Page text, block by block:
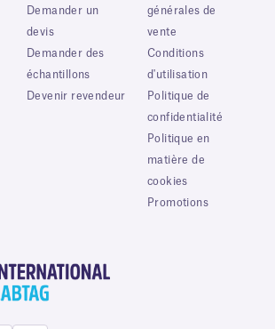
Demander un
devis
Demander des
échantillons
Devenir revendeur
générales de
vente
Conditions
d'utilisation
Politique de
confidentialité
Politique en
matière de
cookies
Promotions